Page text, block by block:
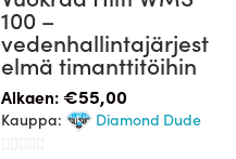
100 –
vedenhallintajärjest
elmä timanttitöihin
Alkaen:€55,00
Kauppa: Diamond Dude